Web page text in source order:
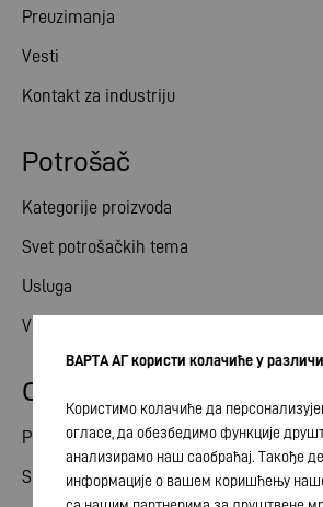
Potrošač
Kategorije proizvoda
Svet potrošačkih tema
Usluga
Vesti
Preuzimanja
Vesti
Kontakt za industriju
Odnosi ulagača
Podeli
Skupština akcionara
ВАРТА АГ користи колачиће у
Користимо колачиће да
огласе, да обезбедимо функције
анализирамо наш саобраћај. Такође
информације о вашем коришћењу